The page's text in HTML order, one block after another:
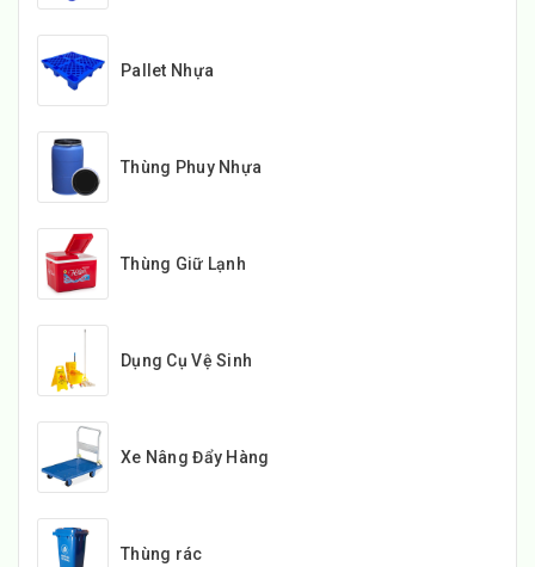
Pallet Nhựa
Thùng Phuy Nhựa
Thùng Giữ Lạnh
Dụng Cụ Vệ Sinh
Xe Nâng Đẩy Hàng
Thùng rác